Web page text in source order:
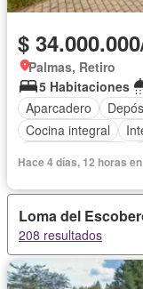
$
Palmas, Retiro
5 Habitaciones
Aparcadero
Cocina integral
Sauna
Seguridad
Permite mascotas
Hace 4 días, 12 horas
Loma del
208 resultados